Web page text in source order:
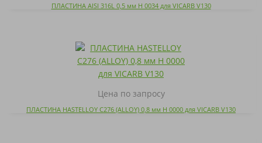
ПЛАСТИНА AISI 316L 0,5 мм H 0034 для VICARB V130
Цена по запросу
ПЛАСТИНА HASTELLOY C276 (ALLOY) 0,8 мм H 0000 для VICARB V130